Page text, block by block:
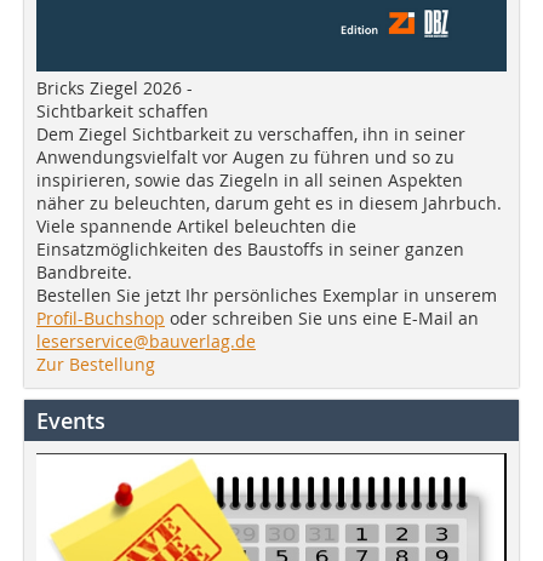
Bricks Ziegel 2026 -
Sichtbarkeit schaffen
Dem Ziegel Sichtbarkeit zu verschaffen, ihn in seiner
Anwendungsvielfalt vor Augen zu führen und so zu
inspirieren, sowie das Ziegeln in all seinen Aspekten
näher zu beleuchten, darum geht es in diesem Jahrbuch.
Viele spannende Artikel beleuchten die
Einsatzmöglichkeiten des Baustoffs in seiner ganzen
Bandbreite.
Bestellen Sie jetzt Ihr persönliches Exemplar in unserem
Profil-Buchshop oder schreiben Sie uns eine E-Mail an
leserservice@bauverlag.de
Zur Bestellung
Events